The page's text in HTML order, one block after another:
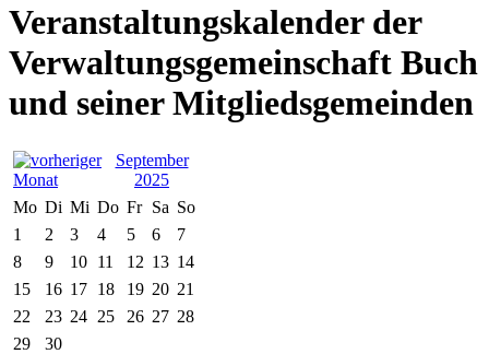
Veranstaltungskalender der
Verwaltungsgemeinschaft Buch
und seiner Mitgliedsgemeinden
September
2025
Mo Di Mi Do Fr Sa So
1
2 3 4 5 6
7
8
9 10 11 12 13 14
15
16 17 18 19 20 21
22
23 24 25 26 27 28
29
30